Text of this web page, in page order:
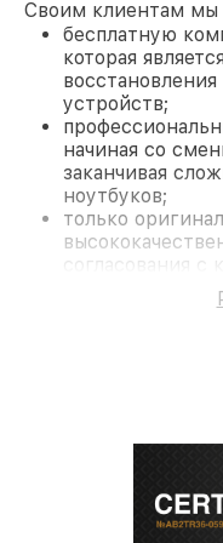
Своим клиентам мы
бесплатную
которая
устройств;
начиная со
заканчивая
ноутбуков;
только
согласования с
На все работы и
предоставляется
современное